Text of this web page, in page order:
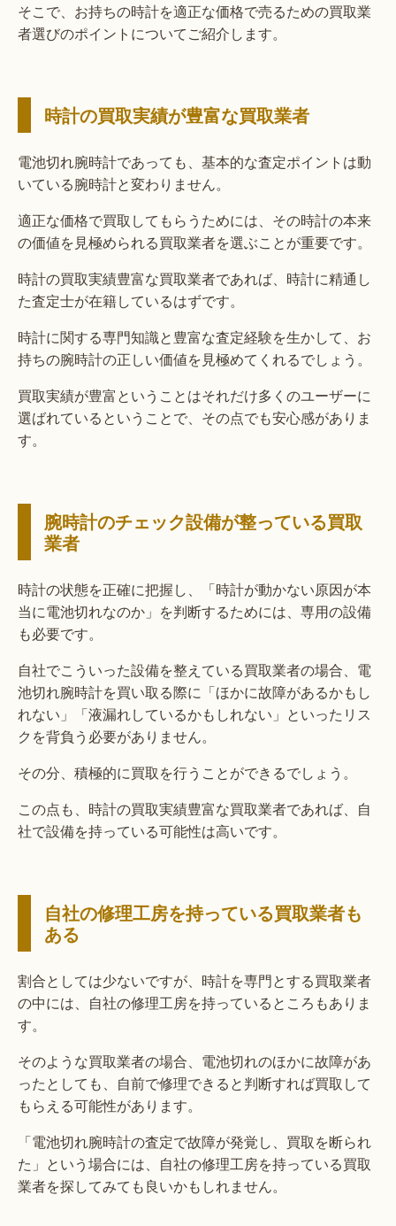
そこで、お持ちの時計を適正な価格で売るための買取業
者選びのポイントについてご紹介します。
時計の買取実績が豊富な買取業者
電池切れ腕時計であっても、基本的な査定ポイントは動
いている腕時計と変わりません。
適正な価格で買取してもらうためには、その時計の本来
の価値を見極められる買取業者を選ぶことが重要です。
時計の買取実績豊富な買取業者であれば、時計に精通し
た査定士が在籍しているはずです。
時計に関する専門知識と豊富な査定経験を生かして、お
持ちの腕時計の正しい価値を見極めてくれるでしょう。
買取実績が豊富ということはそれだけ多くのユーザーに
選ばれているということで、その点でも安心感がありま
す。
腕時計のチェック設備が整っている買取
業者
時計の状態を正確に把握し、「時計が動かない原因が本
当に電池切れなのか」を判断するためには、専用の設備
も必要です。
自社でこういった設備を整えている買取業者の場合、電
池切れ腕時計を買い取る際に「ほかに故障があるかもし
れない」「液漏れしているかもしれない」といったリス
クを背負う必要がありません。
その分、積極的に買取を行うことができるでしょう。
この点も、時計の買取実績豊富な買取業者であれば、自
社で設備を持っている可能性は高いです。
自社の修理工房を持っている買取業者も
ある
割合としては少ないですが、時計を専門とする買取業者
の中には、自社の修理工房を持っているところもありま
す。
そのような買取業者の場合、電池切れのほかに故障があ
ったとしても、自前で修理できると判断すれば買取して
もらえる可能性があります。
「電池切れ腕時計の査定で故障が発覚し、買取を断られ
た」という場合には、自社の修理工房を持っている買取
業者を探してみても良いかもしれません。